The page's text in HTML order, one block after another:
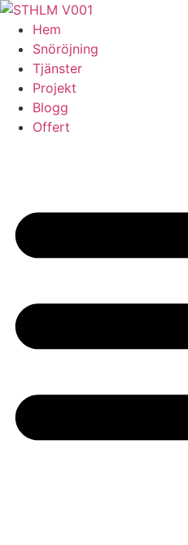
Skip
content
Hem
Snöröjning
Tjänster
Projekt
Blogg
Offert